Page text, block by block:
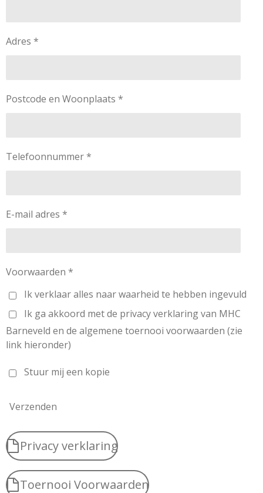
Adres *
Postcode en Woonplaats *
Telefoonnummer *
E-mail adres *
Voorwaarden *
Ik verklaar alles naar waarheid te hebben ingevuld
Ik ga akkoord met de privacy verklaring van MHC
Barneveld en de algemene toernooi voorwaarden (zie
link hieronder)
Stuur mij een kopie
Verzenden
Privacy verklaring
Toernooi Voorwaarden